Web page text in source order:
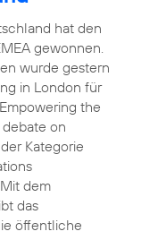
hat den
gewonnen.
wurde gestern
in London für
the
on
Kategorie
dem
das
öffentliche